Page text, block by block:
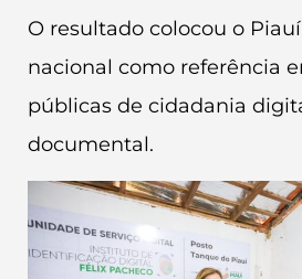
O resultado colocou o
nacional como referência
públicas de cidadania
documental.